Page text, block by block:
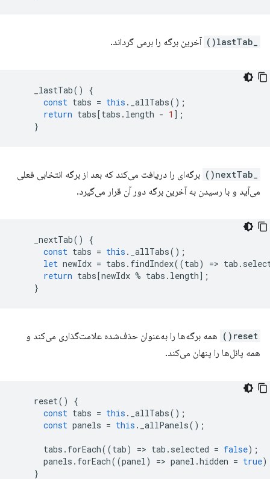
آخرین برگه را برمی گرداند.
_lastTab()
{
const tabs = this . _allTabs();
return tabs[tabs . length - 1 ];
}
برگه‌ای را دریافت می‌کند که بعد از برگه انتخابی فعلی
می‌آید و با رسیدن به آخرین برگه دور آن قرار می‌گیرد.
_nextTab()
{
const tabs = this . _allTabs();
let newIdx = tabs . findIndex((tab) => tab .
return tabs[newIdx % tabs . length];
}
reset()
همه برگه‌ها را به‌عنوان حذف‌شده علامت‌گذاری می‌کند و
همه پانل‌ها را پنهان می‌کند.
reset()
{
const tabs = this . _allTabs();
const panels = this . _allPanels();
tabs . forEach((tab) => tab . selected = false);
panels . forEach((panel) => panel .hidden = true
}